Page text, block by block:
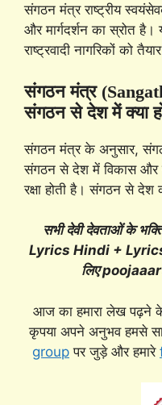
संगठन मंत्र राष्ट्रीय
और मार्गदर्शन का स्रोत
राष्ट्रवादी नागरिकों को
संगठन मंत्र
संगठन से देश में क्या
संगठन मंत्र के अनुसार,
संगठन से देश में विकास और
रक्षा होती है। संगठन से
सभी देवी देवताओं के
Lyrics Hindi +
लिए
आज का हमारा लेख पढ़ने
कृपया अपने अनुभव हमसे
group पर जुड़े और हमारे